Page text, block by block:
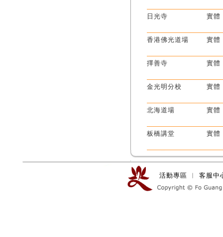
日光寺 實體
香港佛光道場 實體
擇善寺 實體
金光明分校 實體
北海道場 實體
板橋講堂 實體
活動專區 ︱ 客服中